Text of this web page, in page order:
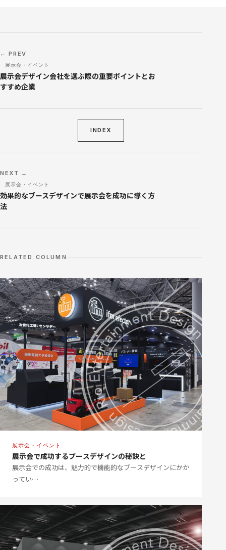
← PREV
展示会・イベント
展示会デザイン会社を選ぶ際の重要ポイントとお
すすめ企業
INDEX
NEXT →
展示会・イベント
効果的なブースデザインで展示会を成功に導く方
法
RELATED COLUMN
展示会・イベント
展示会で成功するブースデザインの秘訣と
展示会での成功は、魅力的で機能的なブースデザインにかか
ってい…